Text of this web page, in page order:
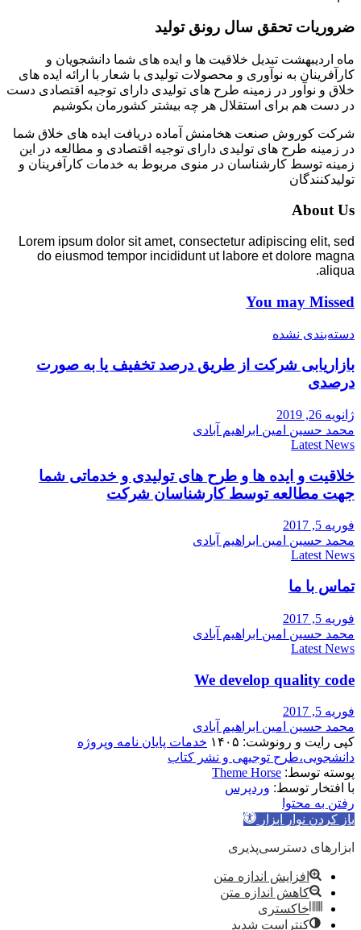
ضروریات تحقق سال رونق تولید
ماه اردیبهشت تبدیل خلاقیت ها و ایده های شما دانشجویان و
کارآفرینان به نوآوری و محصولات تولیدی با شعار با ارائه ایده های
خلاق و نوآور در زمینه طرح های تولیدی دارای توجیه اقتصادی دست
در دست هم برای استقلال هر چه بیشتر کشورمان بکوشیم
شرکت کوروش صنعت هخامنش آماده دریافت ایده های خلاق شما
در زمینه طرح های تولیدی دارای توجیه اقتصادی و مطالعه در این
زمینه توسط کارشناسان در منوی مربوط به خدمات کارآفرینان و
تولیدکنندگان
About Us
Lorem ipsum dolor sit amet, consectetur adipiscing elit, sed
do eiusmod tempor incididunt ut labore et dolore magna
aliqua.
You may Missed
دسته‌بندی نشده
بازاریابی شرکت از طریق درصد تخفیف یا به صورت
درصدی
ژانویه 26, 2019
محمد حسین امین ابراهیم آبادی
Latest News
خلاقیت و ایده ها و طرح های تولیدی و خدماتی شما
جهت مطالعه توسط کارشناسان شرکت
فوریه 5, 2017
محمد حسین امین ابراهیم آبادی
Latest News
تماس با ما
فوریه 5, 2017
محمد حسین امین ابراهیم آبادی
Latest News
We develop quality code
فوریه 5, 2017
محمد حسین امین ابراهیم آبادی
کپی رایت و رونوشت: ۱۴۰۵
خدمات پایان نامه وپروژه
دانشجویی،طرح توجیهی و نشر کتاب
پوسته توسط: Theme Horse
با افتخار توسط: وردپرس
رفتن به محتوا
باز کردن نوار ابزار
ابزارهای دسترسی‌پذیری
افزایش اندازه متن
کاهش اندازه متن
خاکستری
کنتراست شدید